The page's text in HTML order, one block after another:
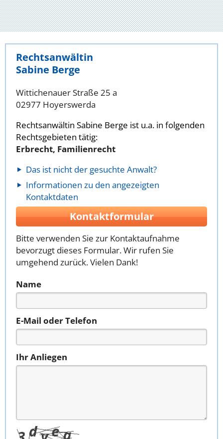
Rechtsanwältin
Sabine Berge
Wittichenauer Straße 25 a
02977 Hoyerswerda
Rechtsanwältin Sabine Berge ist u.a. in folgenden
Rechtsgebieten tätig:
Erbrecht, Familienrecht
Das ist nicht der gesuchte Anwalt?
Informationen zu den angezeigten
Kontaktdaten
Kontaktformular
Bitte verwenden Sie zur Kontaktaufnahme
bevorzugt dieses Formular. Wir rufen Sie
umgehend zurück. Vielen Dank!
Name
E-Mail oder Telefon
Ihr Anliegen